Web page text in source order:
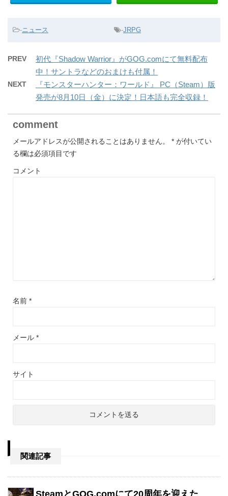
-ニュース -JRPG
PREV
初代『Shadow Warrior』がGOG.comにて無料配布
中！サントラなどのおまけも付属！
NEXT
『モンスターハンター：ワールド』 PC（Steam）版
発売が8月10日（金）に決定！日本語も完全収録！
comment
メールアドレスが公開されることはありません。 * が付いてい
る欄は必須項目です
コメント
名前 *
メール *
サイト
関連記事
SteamとGOG.comにて20周年を迎えた